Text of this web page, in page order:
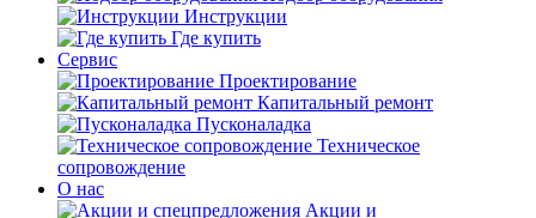
Инструкции
Где купить
Сервис
Проектирование
Капитальный ремонт
Пусконаладка
Техническое
сопровождение
О нас
Акции и